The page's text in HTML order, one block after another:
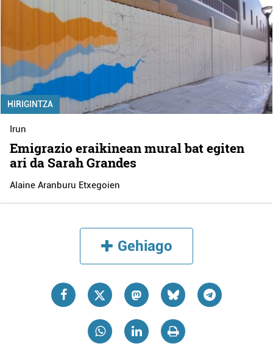
HIRIGINTZA
Irun
Emigrazio eraikinean mural bat egiten
ari da Sarah Grandes
Alaine Aranburu Etxegoien
Gehiago